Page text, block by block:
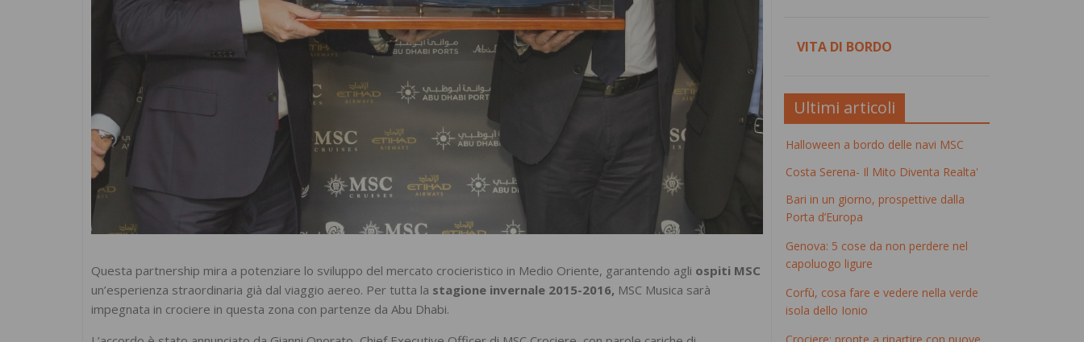
Questa partnership mira a potenziare lo sviluppo del mercato crocieristico in Medio Oriente, garantendo agli ospiti MSC
un’esperienza straordinaria già dal viaggio aereo. Per tutta la stagione invernale 2015-2016, MSC Musica sarà
impegnata in crociere in questa zona con partenze da Abu Dhabi.
VITA DI BORDO
Ultimi articoli
Halloween a bordo delle navi MSC
Costa Serena- Il Mito Diventa Realta'
Bari in un giorno, prospettive dalla
Porta d’Europa
Genova: 5 cose da non perdere nel
capoluogo ligure
Corfù, cosa fare e vedere nella verde
isola dello Ionio